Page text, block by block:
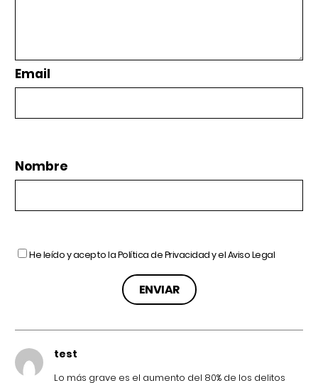
Email
Nombre
He leído y acepto laPolítica de Privacidady elAviso Legal
test
Lo más grave es el aumento del 80% de los delitos